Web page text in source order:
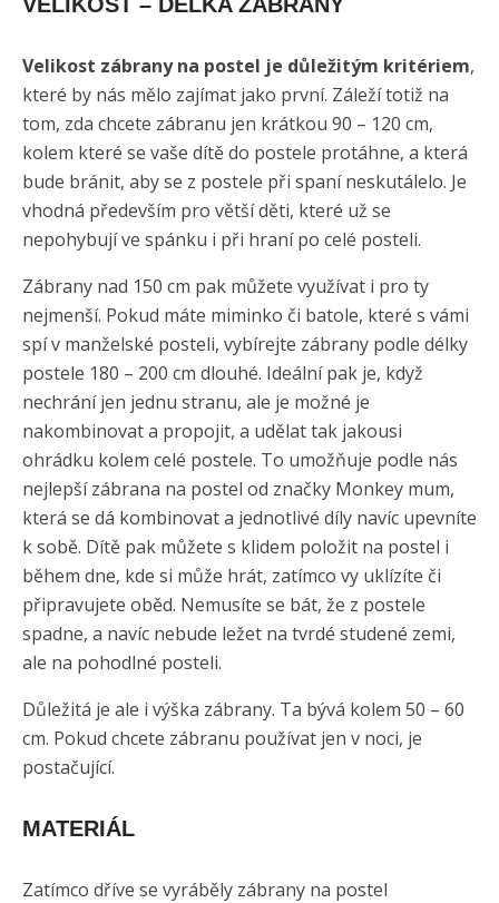
Velikost zábrany na postel je důležitým kritériem,
které by nás mělo zajímat jako první. Záleží totiž na
tom, zda chcete zábranu jen krátkou 90 – 120 cm,
kolem které se vaše dítě do postele protáhne, a která
bude bránit, aby se z postele při spaní neskutálelo. Je
vhodná především pro větší děti, které už se
nepohybují ve spánku i při hraní po celé posteli.
Zábrany nad 150 cm pak můžete využívat i pro ty
nejmenší. Pokud máte miminko či batole, které s vámi
spí v manželské posteli, vybírejte zábrany podle délky
postele 180 – 200 cm dlouhé. Ideální pak je, když
nechrání jen jednu stranu, ale je možné je
nakombinovat a propojit, a udělat tak jakousi
ohrádku kolem celé postele. To umožňuje podle nás
nejlepší zábrana na postel od značky Monkey mum,
která se dá kombinovat a jednotlivé díly navíc upevníte
k sobě. Dítě pak můžete s klidem položit na postel i
během dne, kde si může hrát, zatímco vy uklízíte či
připravujete oběd. Nemusíte se bát, že z postele
spadne, a navíc nebude ležet na tvrdé studené zemi,
ale na pohodlné posteli.
Důležitá je ale i výška zábrany. Ta bývá kolem 50 – 60
cm. Pokud chcete zábranu používat jen v noci, je
postačující.
MATERIÁL
Zatímco dříve se vyráběly zábrany na postel